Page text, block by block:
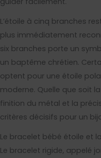
L’étoile à cinq branches
plus immédiatement
six branches porte un
un baptême chrétien.
optent pour une étoile
moderne. Quelle que soit
finition du métal et la
critères décisifs pour un
Le bracelet bébé étoile et
Le bracelet rigide, appelé